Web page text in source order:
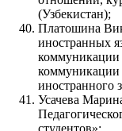
(Узбекистан);
Платошина
иностранных
коммуникации
иностранного
Усачева